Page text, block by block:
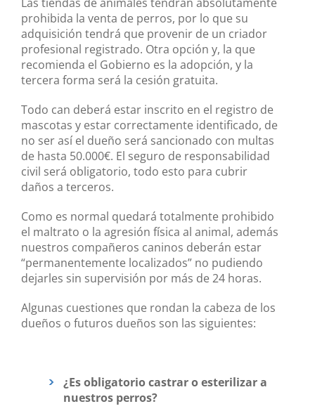
prohibida la venta de perros, por lo que su
adquisición tendrá que provenir de un criador
profesional registrado. Otra opción y, la que
recomienda el Gobierno es la adopción, y la
tercera forma será la cesión gratuita.
Todo can deberá estar inscrito en el registro de
mascotas y estar correctamente identificado, de
no ser así el dueño será sancionado con multas
de hasta 50.000€. El seguro de responsabilidad
civil será obligatorio, todo esto para cubrir
daños a terceros.
Como es normal quedará totalmente prohibido
el maltrato o la agresión física al animal, además
nuestros compañeros caninos deberán estar
“permanentemente localizados” no pudiendo
dejarles sin supervisión por más de 24 horas.
Algunas cuestiones que rondan la cabeza de los
dueños o futuros dueños son las siguientes:
¿Es obligatorio castrar o esterilizar a
nuestros perros?